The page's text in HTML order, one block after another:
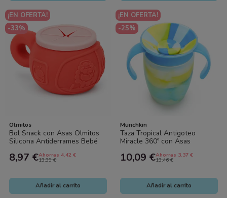
¡EN OFERTA!
-33%
Olmitos
Bol Snack con Asas Olmitos
Silicona Antiderrames Bebé
8,97 €Ahorras 4.42 €
13,39 €
Añadir al carrito
¡EN OFERTA!
-25%
Munchkin
Taza Tropical Antigoteo
Miracle 360º con Asas
Sin Derrames...
10,09 €Ahorras 3.37 €
13,46 €
Añadir al carrito